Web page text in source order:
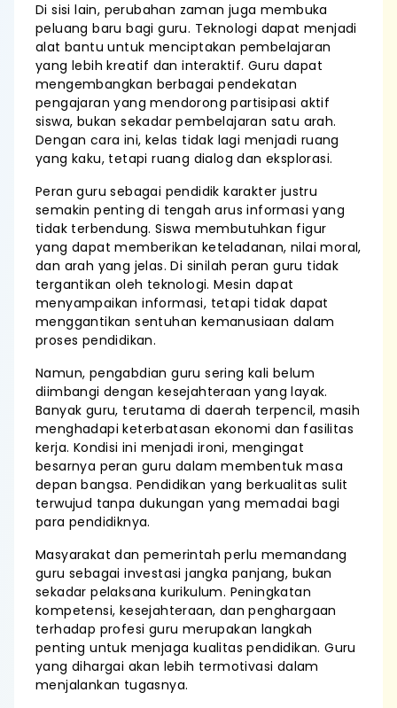
Di sisi lain, perubahan zaman juga membuka
peluang baru bagi guru. Teknologi dapat menjadi
alat bantu untuk menciptakan pembelajaran
yang lebih kreatif dan interaktif. Guru dapat
mengembangkan berbagai pendekatan
pengajaran yang mendorong partisipasi aktif
siswa, bukan sekadar pembelajaran satu arah.
Dengan cara ini, kelas tidak lagi menjadi ruang
yang kaku, tetapi ruang dialog dan eksplorasi.
Peran guru sebagai pendidik karakter justru
semakin penting di tengah arus informasi yang
tidak terbendung. Siswa membutuhkan figur
yang dapat memberikan keteladanan, nilai moral,
dan arah yang jelas. Di sinilah peran guru tidak
tergantikan oleh teknologi. Mesin dapat
menyampaikan informasi, tetapi tidak dapat
menggantikan sentuhan kemanusiaan dalam
proses pendidikan.
Namun, pengabdian guru sering kali belum
diimbangi dengan kesejahteraan yang layak.
Banyak guru, terutama di daerah terpencil, masih
menghadapi keterbatasan ekonomi dan fasilitas
kerja. Kondisi ini menjadi ironi, mengingat
besarnya peran guru dalam membentuk masa
depan bangsa. Pendidikan yang berkualitas sulit
terwujud tanpa dukungan yang memadai bagi
para pendidiknya.
Masyarakat dan pemerintah perlu memandang
guru sebagai investasi jangka panjang, bukan
sekadar pelaksana kurikulum. Peningkatan
kompetensi, kesejahteraan, dan penghargaan
terhadap profesi guru merupakan langkah
penting untuk menjaga kualitas pendidikan. Guru
yang dihargai akan lebih termotivasi dalam
menjalankan tugasnya.